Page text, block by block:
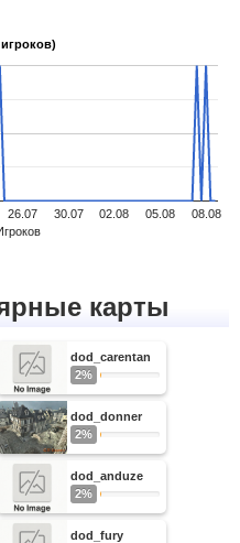
26.07 30.07 02.08 05.08 08.08
карты
dod_carentan
2%
dod_donner
2%
dod_anduze
2%
dod_fury